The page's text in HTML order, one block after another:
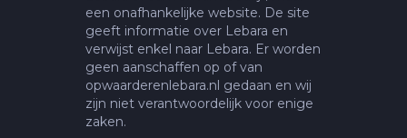
een onafhankelijke website. De site
geeft informatie over Lebara en
verwijst enkel naar Lebara. Er worden
geen aanschaffen op of van
opwaarderenlebara.nl gedaan en wij
zijn niet verantwoordelijk voor enige
zaken.